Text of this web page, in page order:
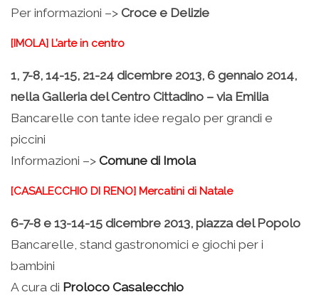
Per informazioni –> Croce e Delizie
[IMOLA] L’arte in centro
1, 7-8, 14-15, 21-24 dicembre 2013, 6 gennaio 2014,
nella Galleria del Centro Cittadino – via Emilia
Bancarelle con tante idee regalo per grandi e
piccini
Informazioni –> Comune di Imola
[CASALECCHIO DI RENO] Mercatini di Natale
6-7-8 e 13-14-15 dicembre 2013, piazza del Popolo
Bancarelle, stand gastronomici e giochi per i
bambini
A cura di Proloco Casalecchio